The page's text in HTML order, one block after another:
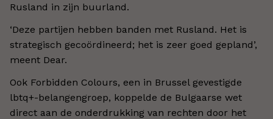
Rusland in zijn buurland.
‘Deze partijen hebben banden met Rusland. Het is
strategisch gecoördineerd; het is zeer goed gepland’,
meent Dear.
Ook Forbidden Colours, een in Brussel gevestigde
lbtq+-belangengroep, koppelde de Bulgaarse wet
direct aan de onderdrukking van rechten door het